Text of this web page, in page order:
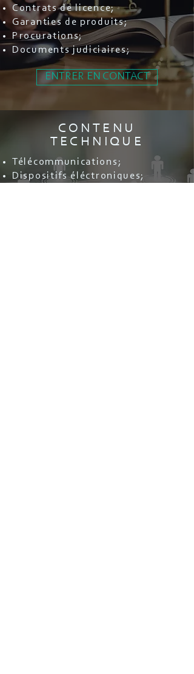
Contrats de licence;
Garanties de produits;
Procurations;
Documents judiciaires;
ENTRER EN CONTACT
CONTENU
TECHNIQUE
Télécommunications;
Dispositifs éléctroniques;